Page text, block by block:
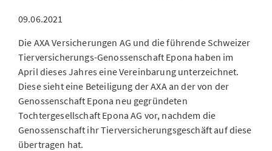
09.06.2021
Die AXA Versicherungen AG und die führende Schweizer
Tierversicherungs-Genossenschaft Epona haben im
April dieses Jahres eine Vereinbarung unterzeichnet.
Diese sieht eine Beteiligung der AXA an der von der
Genossenschaft Epona neu gegründeten
Tochtergesellschaft Epona AG vor, nachdem die
Genossenschaft ihr Tierversicherungsgeschäft auf diese
übertragen hat.